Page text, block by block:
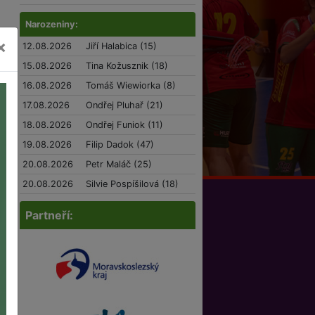
Narozeniny:
12.08.2026
Jiří Halabica (15)
15.08.2026
Tina Kožusznik (18)
16.08.2026
Tomáš Wiewiorka (8)
17.08.2026
Ondřej Pluhař (21)
18.08.2026
Ondřej Funiok (11)
19.08.2026
Filip Dadok (47)
20.08.2026
Petr Maláč (25)
20.08.2026
Silvie Pospíšilová (18)
Partneří: